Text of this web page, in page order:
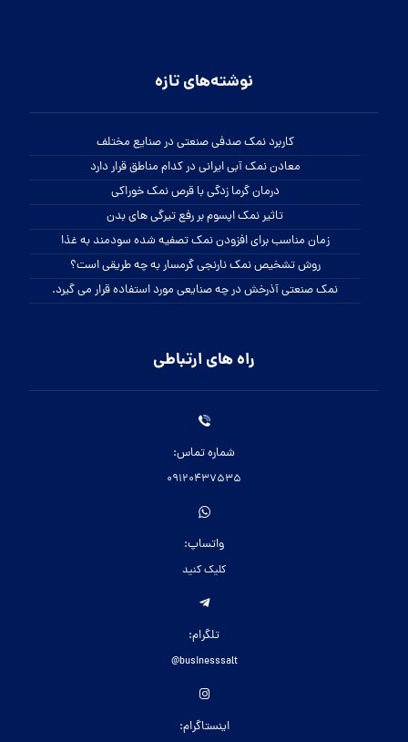
نوشته‌های تازه
کاربرد نمک صدفی صنعتی در صنایع مختلف
معادن نمک آبی ایرانی در کدام مناطق قرار دارد
درمان گرما زدگی با قرص نمک خوراکی
تاثیر نمک اپسوم بر رفع تیرگی های بدن
زمان مناسب برای افزودن نمک تصفیه شده سودمند به غذا
روش تشخیص نمک نارنجی گرمسار به چه طریقی است؟
نمک صنعتی آذرخش در چه صنایعی مورد استفاده قرار می گیرد.
راه های ارتباطی
شماره تماس:
09120437535
واتساپ:
کلیک کنید
تلگرام:
businesssalt@
اینستاگرام: